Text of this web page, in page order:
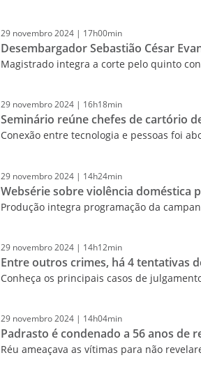
29 novembro2024 | 17h00min
Desembargador Sebastião César
Magistrado integra a corte pelo quinto
29 novembro2024 | 16h18min
Seminário reúne chefes de cartório
Conexão entre tecnologia e pessoas foi
29 novembro2024 | 14h24min
Websérie sobre violência doméstica
Produção integra programação da
29 novembro2024 | 14h12min
Entre outros crimes, há 4 tentativas
Conheça os principais casos de
29 novembro2024 | 14h04min
Padrasto é condenado a 56 anos de
Réu ameaçava as vítimas para não